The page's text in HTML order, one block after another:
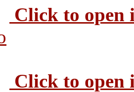
Click to open
Click to open